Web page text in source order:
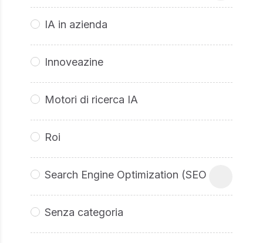
IA in azienda
Innoveazine
Motori di ricerca IA
Roi
Search Engine Optimization (SEO
Senza categoria